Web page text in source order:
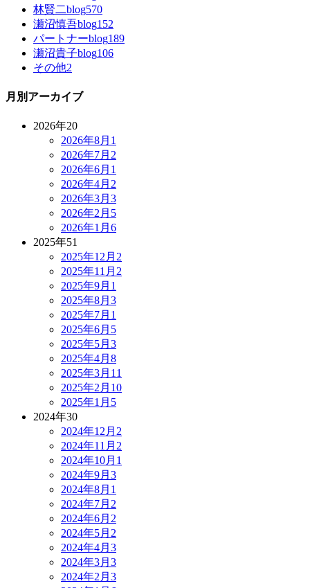
林賢二blog570
瀬沼慎吾blog152
パートナーblog189
瀬沼貴子blog106
その他2
月別アーカイブ
2026年20
2026年8月 1
2026年7月 2
2026年6月 1
2026年4月 2
2026年3月 3
2026年2月 5
2026年1月 6
2025年51
2025年12月 2
2025年11月 2
2025年9月 1
2025年8月 3
2025年7月 1
2025年6月 5
2025年5月 3
2025年4月 8
2025年3月 11
2025年2月 10
2025年1月 5
2024年30
2024年12月 2
2024年11月 2
2024年10月 1
2024年9月 3
2024年8月 1
2024年7月 2
2024年6月 2
2024年5月 2
2024年4月 3
2024年3月 3
2024年2月 3